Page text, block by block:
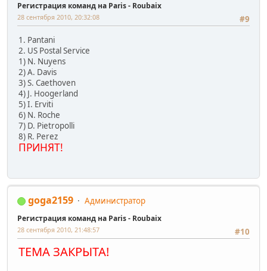
Регистрация команд на Paris - Roubaix
#9
28 сентября 2010, 20:32:08
1. Pantani
2. US Postal Service
1) N. Nuyens
2) A. Davis
3) S. Caethoven
4) J. Hoogerland
5) I. Erviti
6) N. Roche
7) D. Pietropolli
8) R. Perez
ПРИНЯТ!
goga2159 Администратор
Регистрация команд на Paris - Roubaix
#10
28 сентября 2010, 21:48:57
ТЕМА ЗАКРЫТА!